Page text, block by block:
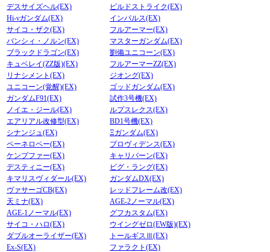
デスサイズヘル(EX)
ビルドストライク(EX)
Hi-νガンダム(EX)
インパルス(EX)
サイコ・ザク(EX)
フルアーマー(EX)
バンシィ・ノルン(EX)
マスターガンダム(EX)
ブラックドラゴン(EX)
劉備ユニコーン(EX)
キュベレイ(ZZ版)(EX)
フルアーマーZZ(EX)
リナシメント(EX)
ジオング(EX)
ユニコーン(覚醒)(EX)
ゴッドガンダム(EX)
ガンダムF91(EX)
試作3号機(EX)
ノイエ・ジール(EX)
ルプスレクス(EX)
エアリアル改修型(EX)
BD1号機(EX)
シナンジュ(EX)
Ξガンダム(EX)
ペーネロペー(EX)
プロヴィデンス(EX)
ケンプファー(EX)
キャリバーン(EX)
デスティニー(EX)
ビグ・ラング(EX)
キマリスヴィダール(EX)
ガンダムDX(EX)
ヴァサーゴCB(EX)
レッドフレーム改(EX)
天ミナ(EX)
AGE-2ノーマル(EX)
AGE-1ノーマル(EX)
グフカスタム(EX)
サイコ・ハロ(EX)
ウイングゼロ(EW版)(EX)
ダブルオーライザー(EX)
トールギスⅢ(EX)
Ex-S(EX)
ファラクト(EX)